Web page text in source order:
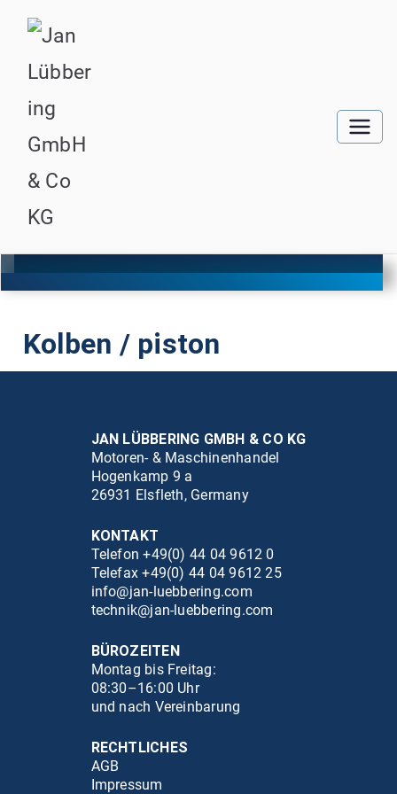
Kolben / piston
JAN LÜBBERING GMBH & CO KG
Motoren- & Maschinenhandel
Hogenkamp 9 a
26931 Elsfleth, Germany
KONTAKT
Telefon +49(0) 44 04 9612 0
Telefax +49(0) 44 04 9612 25
info@jan-luebbering.com
technik@jan-luebbering.com
BÜROZEITEN
Montag bis Freitag:
08:30–16:00 Uhr
und nach Vereinbarung
RECHTLICHES
AGB
Impressum